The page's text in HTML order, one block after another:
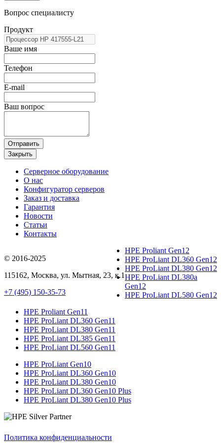
Вопрос специалисту
Продукт
Ваше имя
Телефон
E-mail
Ваш вопрос
Отправить
Закрыть
Серверное оборудование
О нас
Конфигуратор серверов
Заказ и доставка
Гарантия
Новости
Статьи
Контакты
© 2016-2025
115162, Москва, ул. Мытная, 23, к.1
+7 (495) 150-35-73
HPE Proliant Gen12
HPE ProLiant DL360 Gen12
HPE ProLiant DL380 Gen12
HPE ProLiant DL380a
Gen12
HPE ProLiant DL580 Gen12
HPE Proliant Gen11
HPE ProLiant DL360 Gen11
HPE ProLiant DL380 Gen11
HPE ProLiant DL385 Gen11
HPE ProLiant DL560 Gen11
HPE ProLiant Gen10
HPE ProLiant DL360 Gen10
HPE ProLiant DL380 Gen10
HPE ProLiant DL360 Gen10 Plus
HPE ProLiant DL380 Gen10 Plus
Политика конфиденциальности